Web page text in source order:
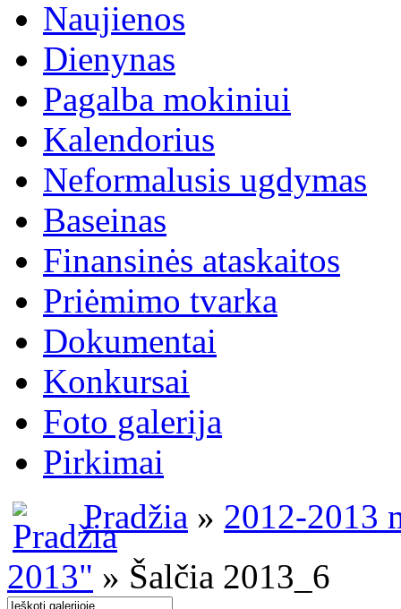
Naujienos
Dienynas
Pagalba mokiniui
Kalendorius
Neformalusis ugdymas
Baseinas
Finansinės ataskaitos
Priėmimo tvarka
Dokumentai
Konkursai
Foto galerija
Pirkimai
Pradžia » 2012-2013
2013" » Šalčia 2013_6